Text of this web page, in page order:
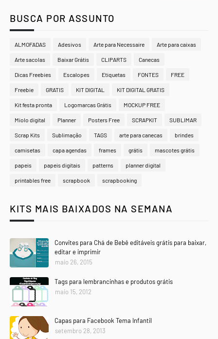
BUSCA POR ASSUNTO
ALMOFADAS Adesivos Arte para Necessaire Arte para caixas
Arte sacolas Baixar Grátis CLIPARTS Canecas
Dicas Freebies Escalopes Etiquetas FONTES FREE
Freebie GRATIS KIT DIGITAL KIT DIGITAL GRATIS
Kit festa pronta Logomarcas Grátis MOCKUP FREE
Miolo digital Planner Posters Free SCRAPKIT SUBLIMAR
Scrap Kits Sublimação TAGS arte para canecas brindes
camisetas capa agendas frames grátis mascotes grátis
papeis papeis digitais patterns planner digital
printables free scrapbook scrapbooking
KITS MAIS BAIXADOS NA SEMANA
Convites para Chá de Bebê editáveis grátis para baixar,
editar e imprimir
maio 26, 2015
Tags para lembrancinhas e produtos grátis
maio 15, 2012
Capas para Facebook Tema Infantil
setembro 28, 2013